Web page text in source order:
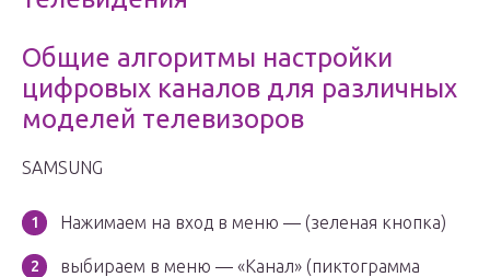
Общие алгоритмы настройки
цифровых каналов для различных
моделей телевизоров
SAMSUNG
Нажимаем на вход в меню — (зеленая кнопка)
выбираем в меню — «Канал» (пиктограмма